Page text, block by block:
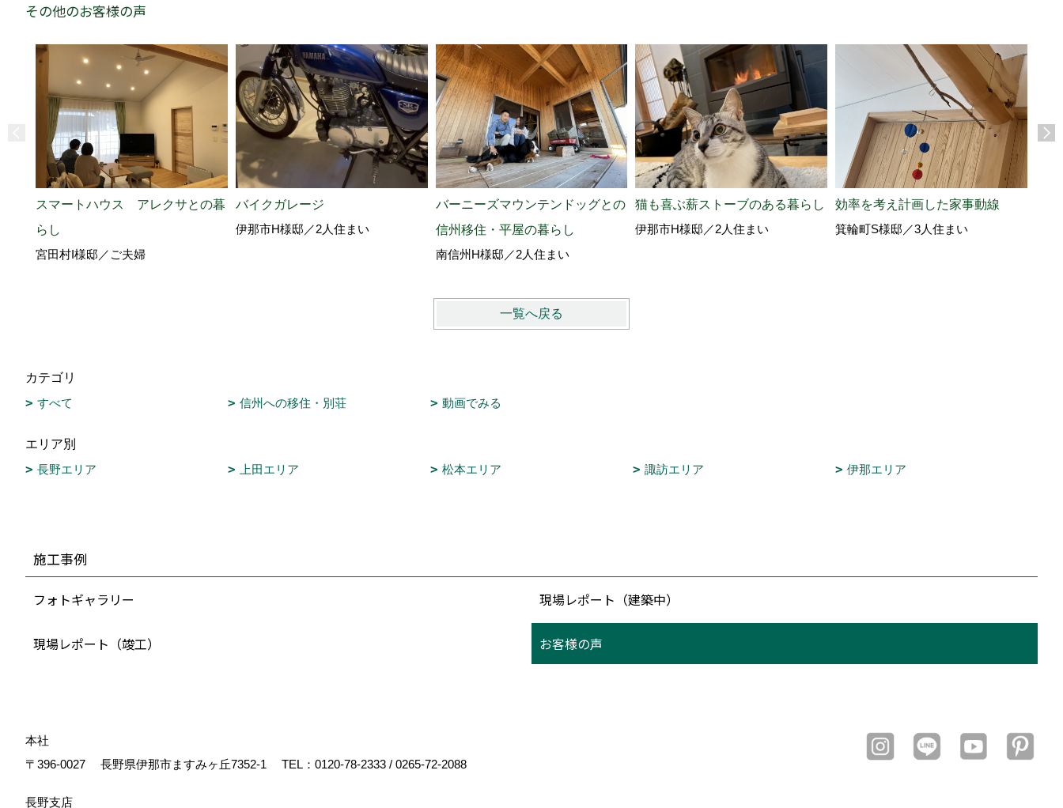
その他のお客様の声
スマートハウス アレクサとの暮
らし
宮田村I様邸／ご夫婦
バイクガレージ
伊那市H様邸／2人住まい
バーニーズマウンテンドッグとの
信州移住・平屋の暮らし
南信州H様邸／2人住まい
猫も喜ぶ薪ストーブのある暮らし
伊那市H様邸／2人住まい
効率を考え計画した家事動線
箕輪町S様邸／3人住まい
一覧へ戻る
カテゴリ
すべて
信州への移住・別荘 動画でみる
エリア別
長野エリア
上田エリア 松本エリア 諏訪エリア 伊那エリア
施工事例
フォトギャラリー 現場レポート（建築中）
現場レポート（竣工） お客様の声
本社
〒396-0027
長野県伊那市ますみヶ丘7352-1 TEL： 0120-78-2333 / 0265-72-2088
長野支店